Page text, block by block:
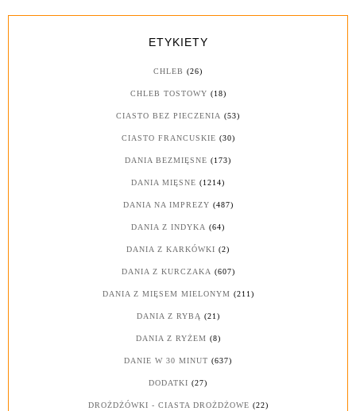
ETYKIETY
CHLEB (26)
CHLEB TOSTOWY (18)
CIASTO BEZ PIECZENIA (53)
CIASTO FRANCUSKIE (30)
DANIA BEZMIĘSNE (173)
DANIA MIĘSNE (1214)
DANIA NA IMPREZY (487)
DANIA Z INDYKA (64)
DANIA Z KARKÓWKI (2)
DANIA Z KURCZAKA (607)
DANIA Z MIĘSEM MIELONYM (211)
DANIA Z RYBĄ (21)
DANIA Z RYŻEM (8)
DANIE W 30 MINUT (637)
DODATKI (27)
DROŻDŻÓWKI - CIASTA DROŻDŻOWE (22)